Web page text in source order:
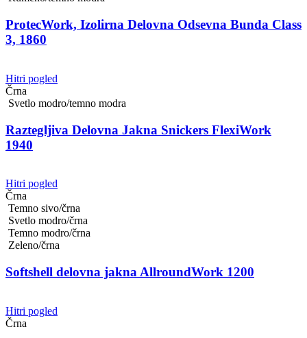
ProtecWork, Izolirna Delovna Odsevna Bunda Class
3, 1860
Hitri pogled
Črna
Svetlo modro/temno modra
Raztegljiva Delovna Jakna Snickers FlexiWork
1940
Hitri pogled
Črna
Temno sivo/črna
Svetlo modro/črna
Temno modro/črna
Zeleno/črna
Softshell delovna jakna AllroundWork 1200
Hitri pogled
Črna